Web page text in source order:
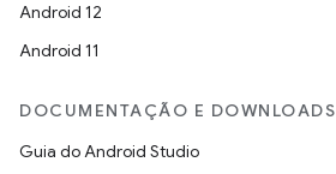
Android 12
Android 11
DOCUMENTAÇÃO E DOWNLOADS
Guia do Android Studio